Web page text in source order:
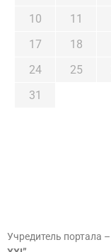
10
11
17
18
24
25
31
Учредитель портала –